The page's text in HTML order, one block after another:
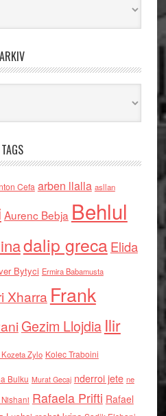
ARKIV
TAGS
Cefa arben llalla asllan
Aurenc Bebja Behlul
dalip grecaElida
Bytyci Ermira Babamusta
Xharra Frank
Gezim Llojdia Ilir
Zylo Kolec Traboini
Bulku Murat Gecaj nderroi jete ne
Rafaela Prifti Rafael